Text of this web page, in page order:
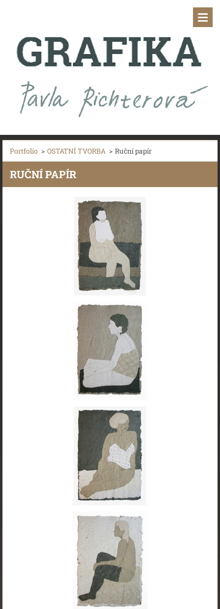
Portfolio > OSTATNÍ TVORBA > Ruční papír
RUČNÍ PAPÍR